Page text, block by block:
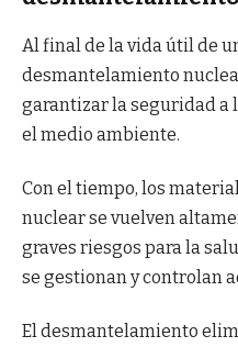
Al final de la vida útil de
desmantelamiento
garantizar la seguridad a
el medio ambiente.
Con el tiempo, los
nuclear se vuelven
graves riesgos para la
se gestionan y controlan
El desmantelamiento